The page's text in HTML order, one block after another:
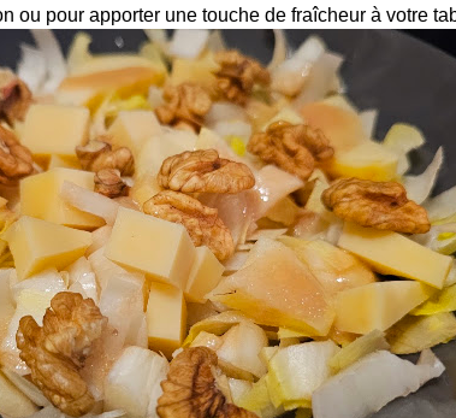
ou pour apporter une touche de fraîcheur à votre